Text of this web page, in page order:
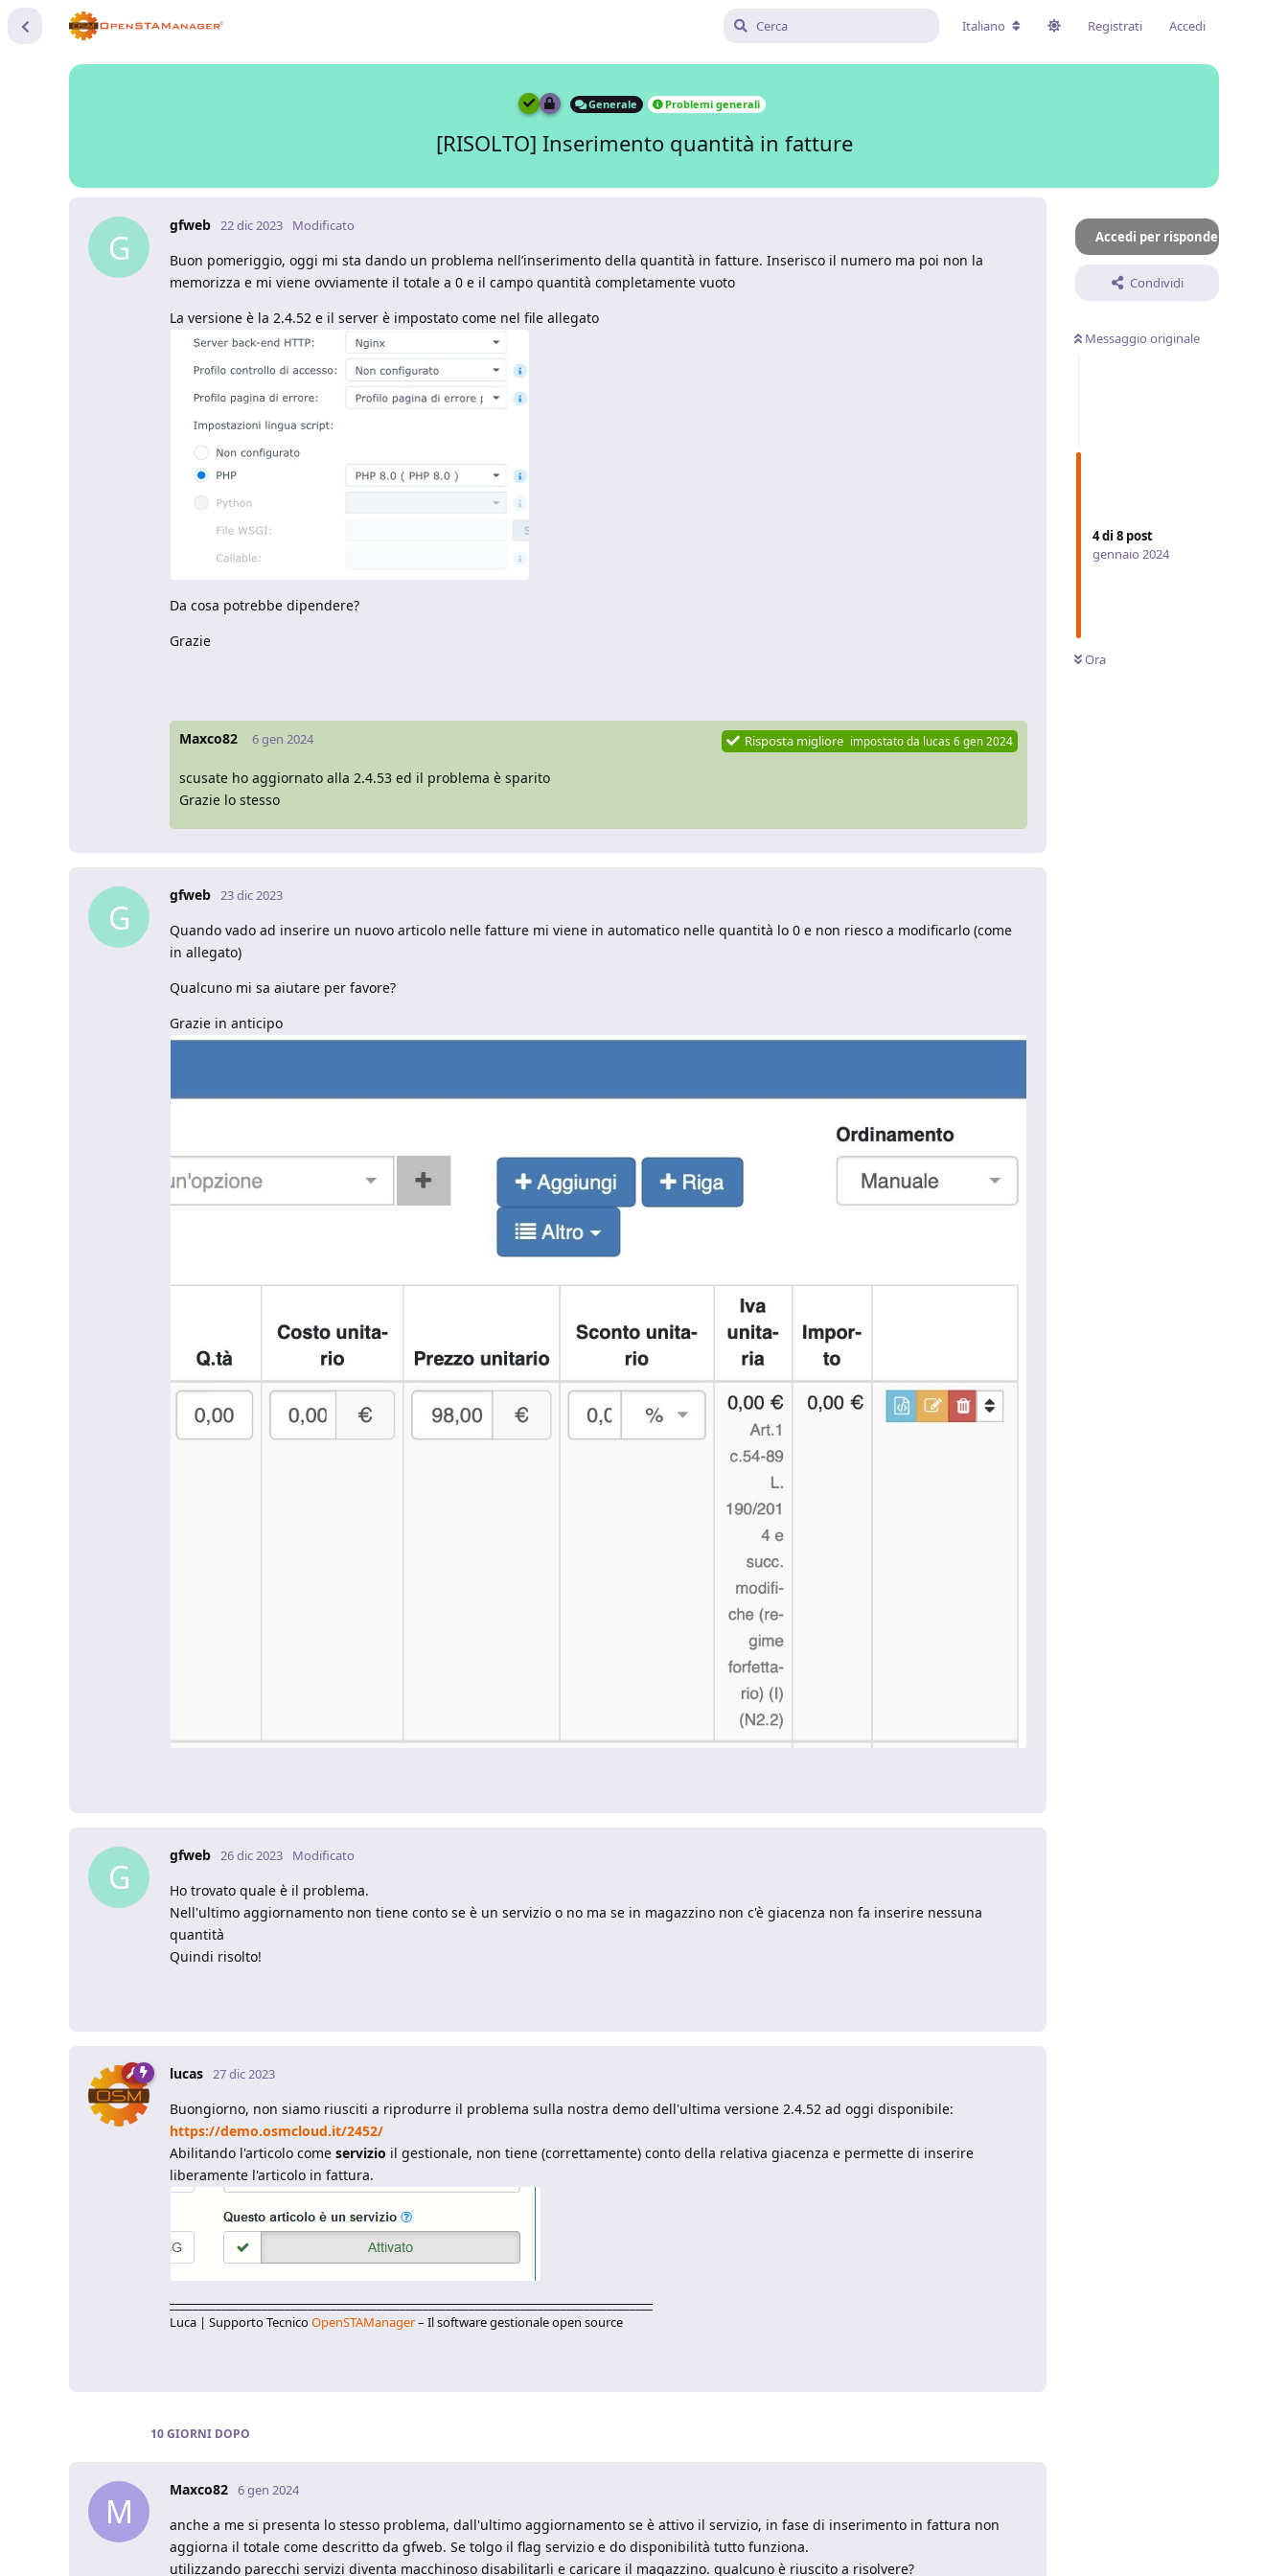
Italiano Registrati Accedi
Generale Problemi generali
[RISOLTO] Inserimento quantità in fatture
Accedi per rispondere
Condividi
Messaggio originale
4di 8 post
gennaio 2024
Ora
G
gfweb 22 dic 2023 Modificato
Buon pomeriggio, oggi mi sta dando un problema nell’inserimento della quantità in fatture. Inserisco il numero ma poi non la
memorizza e mi viene ovviamente il totale a 0 e il campo quantità completamente vuoto
La versione è la 2.4.52 e il server è impostato come nel file allegato
Da cosa potrebbe dipendere?
Grazie
Maxco82 6 gen 2024 Risposta migliore impostato da lucas 6 gen 2024
scusate ho aggiornato alla 2.4.53 ed il problema è sparito
Grazie lo stesso
G
gfweb 23 dic 2023
Quando vado ad inserire un nuovo articolo nelle fatture mi viene in automatico nelle quantità lo 0 e non riesco a modificarlo (come
in allegato)
Qualcuno mi sa aiutare per favore?
Grazie in anticipo
G
gfweb 26 dic 2023 Modificato
Ho trovato quale è il problema.
Nell'ultimo aggiornamento non tiene conto se è un servizio o no ma se in magazzino non c'è giacenza non fa inserire nessuna
quantità
Quindi risolto!
lucas 27 dic 2023
Buongiorno, non siamo riusciti a riprodurre il problema sulla nostra demo dell'ultima versione 2.4.52 ad oggi disponibile:
https://demo.osmcloud.it/2452/
Abilitando l'articolo come servizio il gestionale, non tiene (correttamente) conto della relativa giacenza e permette di inserire
liberamente l'articolo in fattura.
____________________________________________________________________________________
Luca | Supporto TecnicoOpenSTAManager– Il software gestionale open source
10 GIORNI DOPO
M
Maxco82 6 gen 2024
anche a me si presenta lo stesso problema, dall'ultimo aggiornamento se è attivo il servizio, in fase di inserimento in fattura non
aggiorna il totale come descritto da gfweb. Se tolgo il flag servizio e do disponibilità tutto funziona.
utilizzando parecchi servizi diventa macchinoso disabilitarli e caricare il magazzino. qualcuno è riuscito a risolvere?